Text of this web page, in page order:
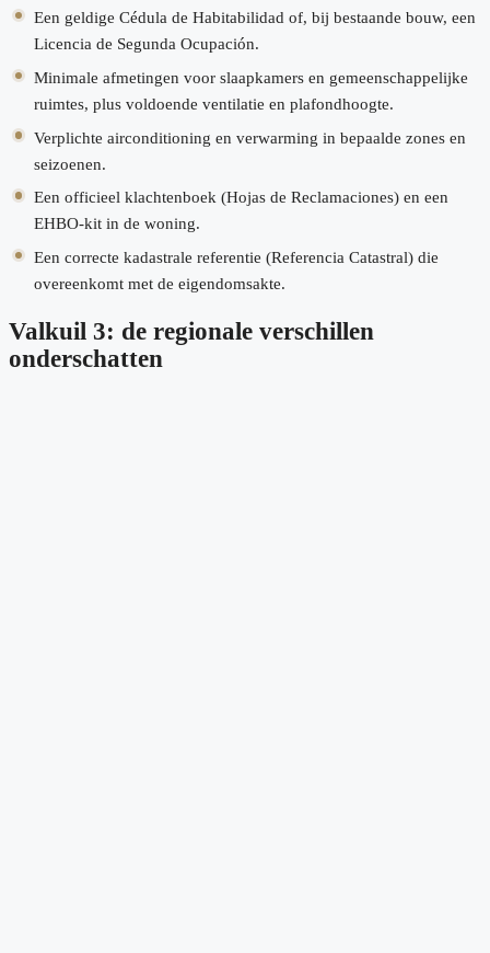
Een geldige Cédula de Habitabilidad of, bij bestaande bouw, een
Licencia de Segunda Ocupación.
Minimale afmetingen voor slaapkamers en gemeenschappelijke
ruimtes, plus voldoende ventilatie en plafondhoogte.
Verplichte airconditioning en verwarming in bepaalde zones en
seizoenen.
Een officieel klachtenboek (Hojas de Reclamaciones) en een
EHBO-kit in de woning.
Een correcte kadastrale referentie (Referencia Catastral) die
overeenkomt met de eigendomsakte.
Valkuil 3: de regionale verschillen
onderschatten